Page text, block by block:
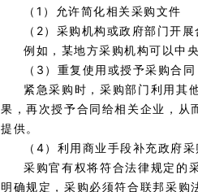
（1）允许简化相关采购文件
（2）采购机构或政府部门开
例如，某地方采购机构可以中
（3）重复使用或授予采购合同
紧急采购时，采购部门利用其
果，再次授予合同给相关企业，从
提供。
（4）利用商业手段补充政府
采购官有权将符合法律规定的
明确规定，采购必须符合联邦采